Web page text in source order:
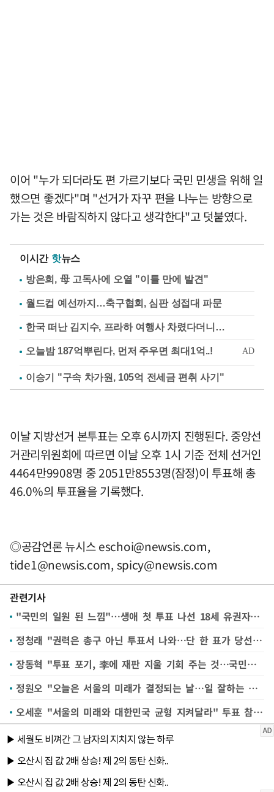
이어 "누가 되더라도 편 가르기보다 국민 민생을 위해 일
했으면 좋겠다"며 "선거가 자꾸 편을 나누는 방향으로
가는 것은 바람직하지 않다고 생각한다"고 덧붙였다.
이시간 핫뉴스
방은희, 母 고독사에 오열 "이틀 만에 발견"
월드컵 예선까지…축구협회, 심판 성접대 파문
한국 떠난 김지수, 프라하 여행사 차렸다더니…
이승기 "구속 차가원, 105억 전세금 편취 사기"
이날 지방선거 본투표는 오후 6시까지 진행된다. 중앙선
거관리위원회에 따르면 이날 오후 1시 기준 전체 선거인
4464만9908명 중 2051만8553명(잠정)이 투표해 총
46.0%의 투표율을 기록했다.
◎공감언론 뉴시스eschoi@newsis.com,
tide1@newsis.com,spicy@newsis.com
관련기사
"국민의 일원 된 느낌"…생애 첫 투표 나선 18세 유권자들[6·3지방선거]
정청래 "권력은 총구 아닌 투표서 나와…단 한 표가 당선자 바꿔"
장동혁 "투표 포기, 李에 재판 지울 기회 주는 것…국민께서 막아달라"
정원오 "오늘은 서울의 미래가 결정되는 날…일 잘하는 후보에 투표해달라"
오세훈 "서울의 미래와 대한민국 균형 지켜달라" 투표 참여 호소